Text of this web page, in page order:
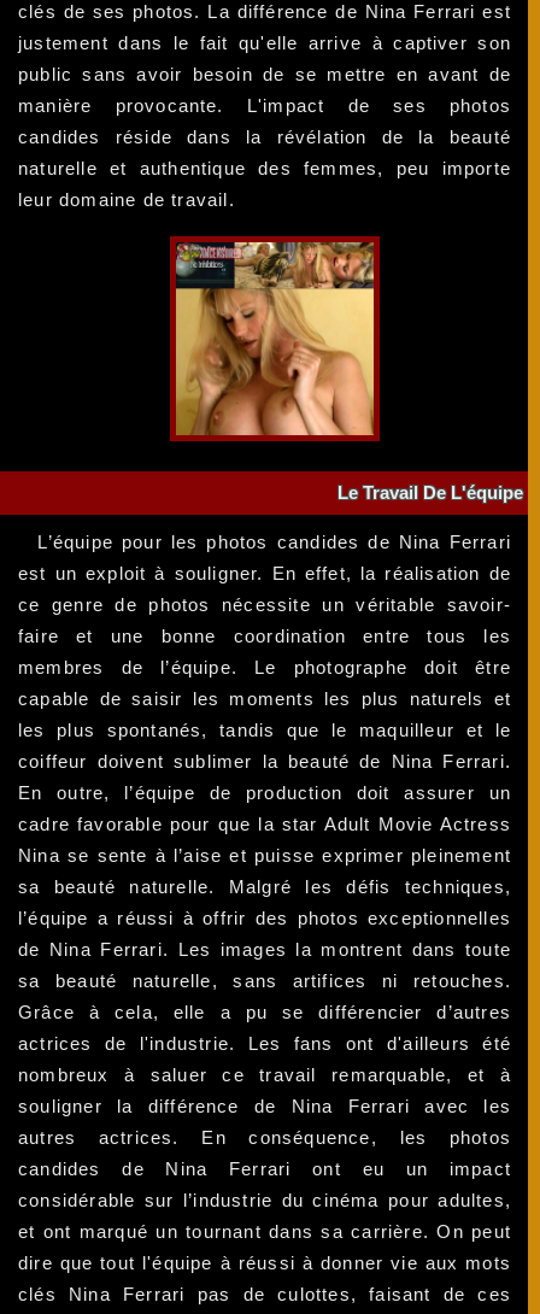
clés de ses photos. La différence de Nina Ferrari est
justement dans le fait qu'elle arrive à captiver son
public sans avoir besoin de se mettre en avant de
manière provocante. L'impact de ses photos
candides réside dans la révélation de la beauté
naturelle et authentique des femmes, peu importe
leur domaine de travail.
Le Travail De L'équipe
L’équipe pour les photos candides de Nina Ferrari
est un exploit à souligner. En effet, la réalisation de
ce genre de photos nécessite un véritable savoir-
faire et une bonne coordination entre tous les
membres de l’équipe. Le photographe doit être
capable de saisir les moments les plus naturels et
les plus spontanés, tandis que le maquilleur et le
coiffeur doivent sublimer la beauté de Nina Ferrari.
En outre, l’équipe de production doit assurer un
cadre favorable pour que la star Adult Movie Actress
Nina se sente à l’aise et puisse exprimer pleinement
sa beauté naturelle. Malgré les défis techniques,
l’équipe a réussi à offrir des photos exceptionnelles
de Nina Ferrari. Les images la montrent dans toute
sa beauté naturelle, sans artifices ni retouches.
Grâce à cela, elle a pu se différencier d’autres
actrices de l'industrie. Les fans ont d'ailleurs été
nombreux à saluer ce travail remarquable, et à
souligner la différence de Nina Ferrari avec les
autres actrices. En conséquence, les photos
candides de Nina Ferrari ont eu un impact
considérable sur l’industrie du cinéma pour adultes,
et ont marqué un tournant dans sa carrière. On peut
dire que tout l'équipe à réussi à donner vie aux mots
clés Nina Ferrari pas de culottes, faisant de ces